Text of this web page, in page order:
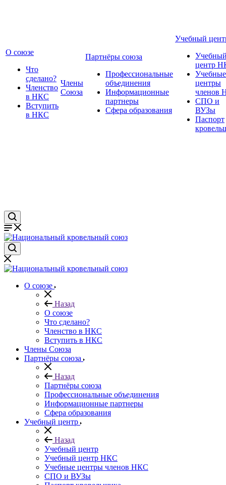
О союзе
Что
сделано?
Членство
в НКС
Вступить
в НКС
Члены
Союза
Партнёры союза
Профессиональные
объединения
Информационные
партнеры
Сфера образования
Учебный
центр
Учебные
центры
членов
СПО и
ВУЗы
Паспорт
О союзе
Назад
О союзе
Что сделано?
Членство в НКС
Вступить в НКС
Члены Союза
Партнёры союза
Назад
Партнёры союза
Профессиональные объединения
Информационные партнеры
Сфера образования
Учебный центр
Назад
Учебный центр
Учебный центр НКС
Учебные центры членов НКС
СПО и ВУЗы